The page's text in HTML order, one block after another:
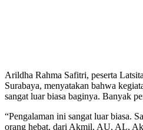
Arildha Rahma Safitri, peserta
Surabaya, menyatakan bahwa
sangat luar biasa baginya. Banyak
“Pengalaman ini sangat luar biasa.
orang hebat, dari Akmil, AU, AL,